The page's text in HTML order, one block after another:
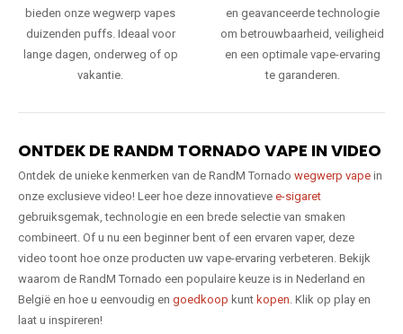
bieden onze wegwerp vapes
duizenden puffs. Ideaal voor
lange dagen, onderweg of op
vakantie.
en geavanceerde technologie
om betrouwbaarheid, veiligheid
en een optimale vape-ervaring
te garanderen.
ONTDEK DE RANDM TORNADO VAPE IN VIDEO
Ontdek de unieke kenmerken van de RandM Tornado wegwerp vape in
onze exclusieve video! Leer hoe deze innovatieve e-sigaret
gebruiksgemak, technologie en een brede selectie van smaken
combineert. Of u nu een beginner bent of een ervaren vaper, deze
video toont hoe onze producten uw vape-ervaring verbeteren. Bekijk
waarom de RandM Tornado een populaire keuze is in Nederland en
België en hoe u eenvoudig en goedkoop kunt kopen. Klik op play en
laat u inspireren!